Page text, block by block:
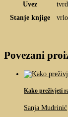
Uvez
Stanje knjige
Povezani
Kako preživjeti
Sanja Mudrinić